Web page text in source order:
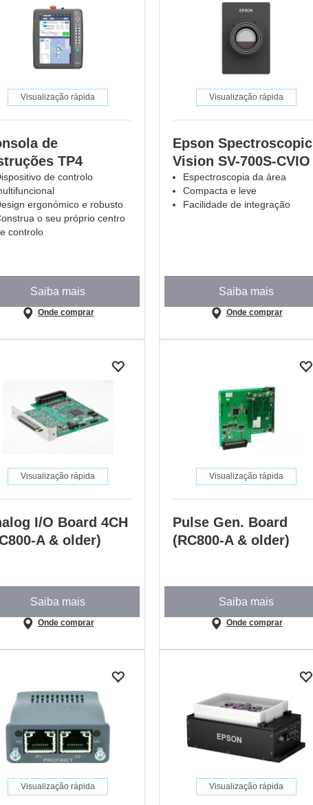
Visualização rápida
de
TP4
de controlo
ergonómico e robusto
o seu próprio centro
controlo
Saiba mais
Onde comprar
Visualização rápida
Epson Spectroscopic
Vision SV-700S-CVIO
Espectroscopia da área
Compacta e leve
Facilidade de integração
Saiba mais
Onde comprar
Visualização rápida
I/O Board 4CH
A & older)
Saiba mais
Onde comprar
Visualização rápida
Pulse Gen. Board
(RC800-A & older)
Saiba mais
Onde comprar
Visualização rápida Visualização rápida